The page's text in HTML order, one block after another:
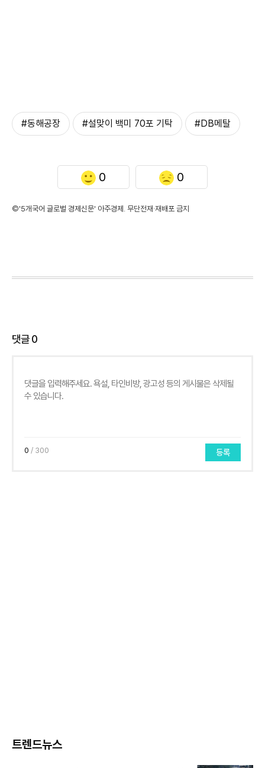
#동해공장 #설맞이 백미 70포 기탁 #DB메탈
0 0
©'5개국어 글로벌 경제신문' 아주경제. 무단전재·재배포 금지
댓글0
0 / 300 등록
트렌드뉴스